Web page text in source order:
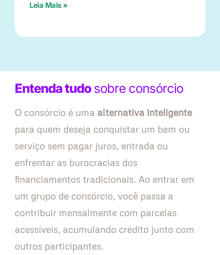
Leia Mais »
Entenda tudosobre consórcio
O consórcio é uma alternativa inteligente
para quem deseja conquistar um bem ou
serviço sem pagar juros, entrada ou
enfrentar as burocracias dos
financiamentos tradicionais. Ao entrar em
um grupo de consórcio, você passa a
contribuir mensalmente com parcelas
acessíveis, acumulando crédito junto com
outros participantes.